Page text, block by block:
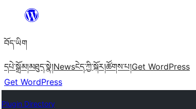
content
བོད་ཡིག
དཔེ་སྒྲོམ།མཐུད་སྣེ།Newsངེད་ཀྱི་སྐོར།ཚོགས་པ།Get WordPress
Get WordPress
Plugin Directory